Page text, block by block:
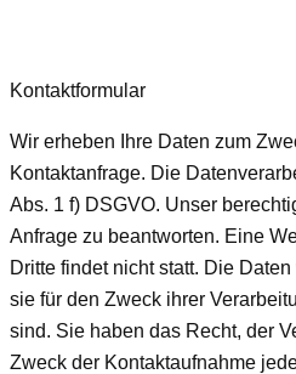
Kontaktformular
Wir erheben Ihre Daten zum
Kontaktanfrage. Die
Abs. 1 f) DSGVO. Unser
Anfrage zu beantworten. Eine
Dritte findet nicht statt. Die
sie für den Zweck ihrer
sind. Sie haben das Recht, der
Zweck der Kontaktaufnahme